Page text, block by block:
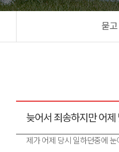
묻
늦어서 죄송하지만 어
제가 어제 당시 일하던중에